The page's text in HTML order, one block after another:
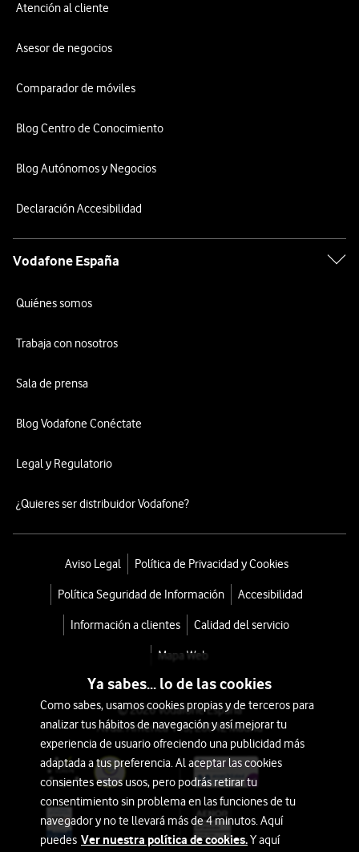
Atención al cliente
Asesor de negocios
Comparador de móviles
Blog Centro de Conocimiento
Blog Autónomos y Negocios
Declaración Accesibilidad
Vodafone España
Quiénes somos
Trabaja con nosotros
Sala de prensa
Blog Vodafone Conéctate
Legal y Regulatorio
¿Quieres ser distribuidor Vodafone?
Aviso Legal Política de Privacidad y Cookies
Política Seguridad de Información Accesibilidad
Información a clientes Calidad del servicio
Mapa Web
© 2026 Vodafone España
Avda. América 115, 28042 Madrid
Ya sabes... lo de las cookies
Como sabes, usamos cookies propias y de terceros para
analizar tus hábitos de navegación y así mejorar tu
experiencia de usuario ofreciendo una publicidad más
adaptada a tus preferencia. Al aceptar las cookies
consientes estos usos, pero podrás retirar tu
consentimiento sin problema en las funciones de tu
navegador y no te llevará más de 4 minutos. Aquí
puedes Ver nuestra política de cookies.Y aquí